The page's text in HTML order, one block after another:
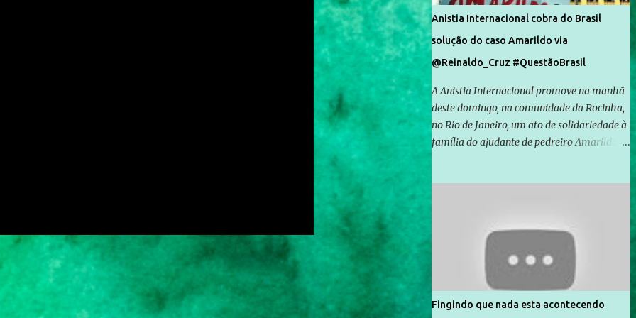
Anistia Internacional cobra do Brasil
solução do caso Amarildo via
@Reinaldo_Cruz #QuestãoBrasil
A Anistia Internacional promove na manhã
deste domingo, na comunidade da Rocinha,
no Rio de Janeiro, um ato de solidariedade à
família do ajudante de pedreiro Amarildo de
Rocinha. A assessora de Direitos Humanos
da Anistia Internacional, Renata Neder, disse
à Agência Brasil que ações e atividades de
mobilização são feitas normalmente pela
organização não governamental. As ações
de solidariedade são promovidas em apoio
Fingindo que nada esta acontecendo